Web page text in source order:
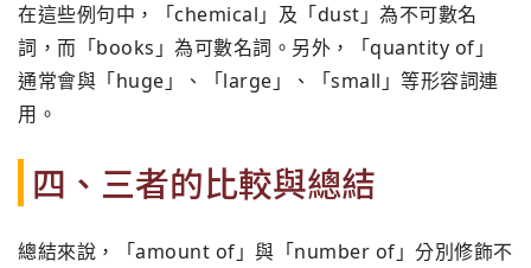
在這些例句中，「chemical」及「dust」為不可數名
詞，而「books」為可數名詞。另外，「quantity of」
通常會與「huge」、「large」、「small」等形容詞連
用。
四、三者的比較與總結
總結來說，「amount of」與「number of」分別修飾不